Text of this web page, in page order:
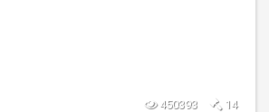
450393 14